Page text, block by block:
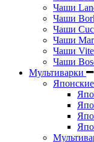
Чаши
Чаши
Чаши
Чаши
Чаши
Чаши
Мультиварки